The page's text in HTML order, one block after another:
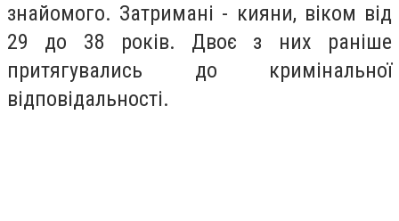
знайомого. Затримані - кияни, віком від
29 до 38 років. Двоє з них раніше
притягувались до кримінальної
відповідальності.